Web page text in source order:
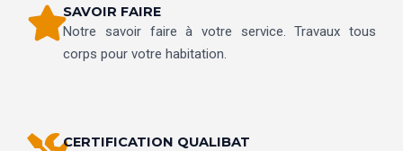
SAVOIR FAIRE
Notre savoir faire à votre service. Travaux tous
corps pour votre habitation.
CERTIFICATION QUALIBAT